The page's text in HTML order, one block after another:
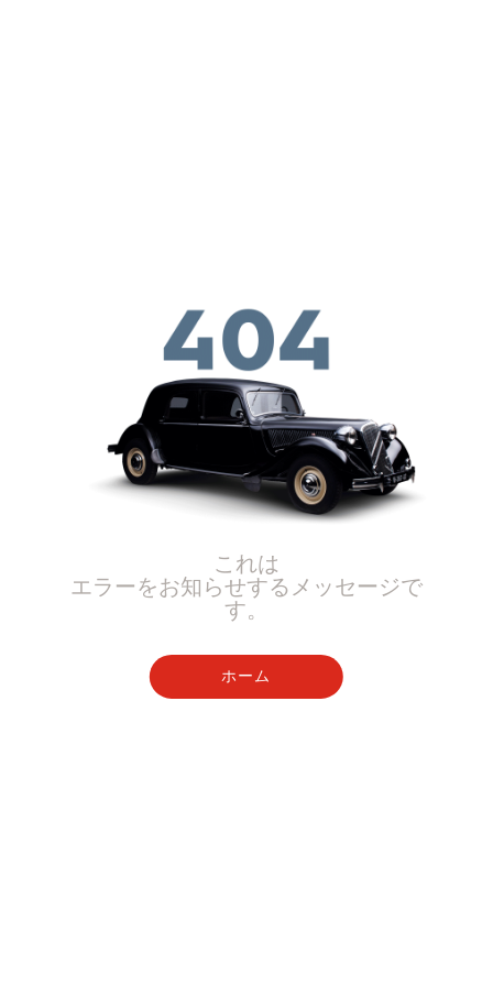
これは
エラーをお知らせするメッセージで
す。
ホーム